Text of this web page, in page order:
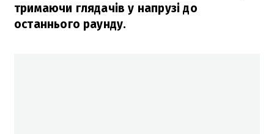
тримаючи глядачів у напрузі до
останнього раунду.